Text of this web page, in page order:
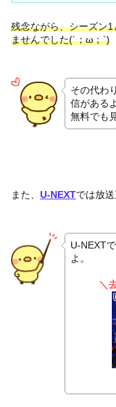
残念ながら、シーズン
ませんでした(´；ω；`)
その代わ
信がある
無料でも
また、 U-NEXTでは放
U-NEXT
よ。
＼